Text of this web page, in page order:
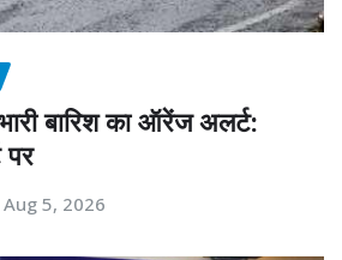
बारिश का ऑरेंज अलर्ट:
पर
Aug 5, 2026